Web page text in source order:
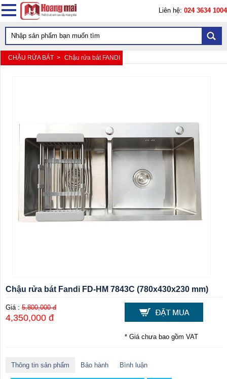
Liên hệ: 024 3634 1004
CHẬU RỬA BÁT > Chậu rửa bát FANDI
Chậu rửa bát Fandi FD-HM 7843C (780x430x230 mm)
Giá : 5,800,000 đ
4,350,000 đ
* Giá chưa bao gồm VAT
Thông tin sản phẩm Bảo hành Bình luận